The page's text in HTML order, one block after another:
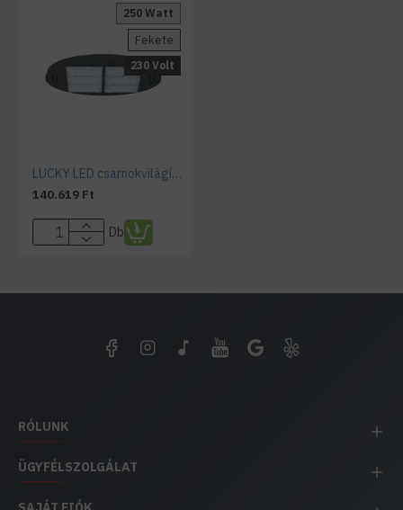
250 Watt
Fekete
230 Volt
LUCKY LED csarnokvilágító SMD 250W
140.619 Ft
Db
RÓLUNK
ÜGYFÉLSZOLGÁLAT